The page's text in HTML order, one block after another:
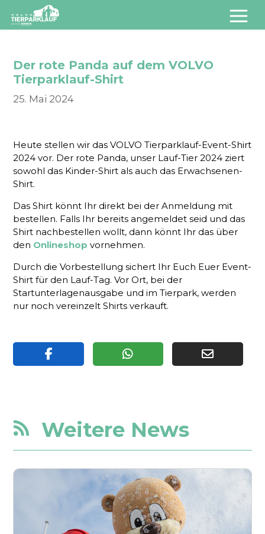
Der rote Panda auf dem VOLVO
Tierparklauf-Shirt
25. Mai 2024
Heute stellen wir das VOLVO Tierparklauf-Event-Shirt
2024 vor. Der rote Panda, unser Lauf-Tier 2024 ziert
sowohl das Kinder-Shirt als auch das Erwachsenen-
Shirt.
Das Shirt könnt Ihr direkt bei der Anmeldung mit
bestellen. Falls Ihr bereits angemeldet seid und das
Shirt nachbestellen wollt, dann könnt Ihr das über
den Onlineshop vornehmen.
Durch die Vorbestellung sichert Ihr Euch Euer Event-
Shirt für den Lauf-Tag. Vor Ort, bei der
Startunterlagenausgabe und im Tierpark, werden
nur noch vereinzelt Shirts verkauft.
 Weitere News